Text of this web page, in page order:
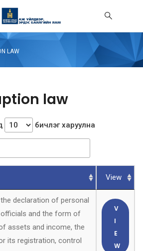
LAW
law
бичлэг харуулна
View
declaration of personal
and the form of
assets and income, the
its registration, control
V
I
E
W